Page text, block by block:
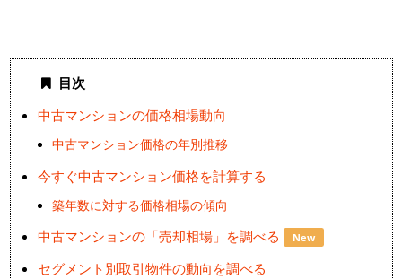
目次
中古マンションの価格相場動向
中古マンション価格の年別推移
今すぐ中古マンション価格を計算する
築年数に対する価格相場の傾向
中古マンションの「売却相場」を調べる New
セグメント別取引物件の動向を調べる